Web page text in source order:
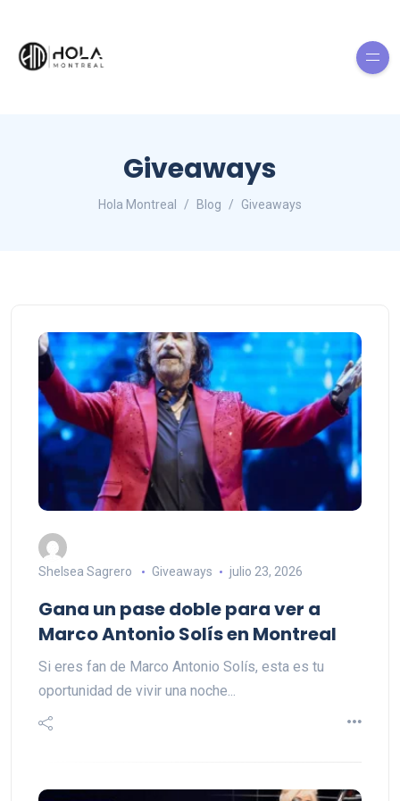
Giveaways
Hola Montreal Blog Giveaways
Shelsea Sagrero Giveaways julio 23, 2026
Gana un pase doble para ver a
Marco Antonio Solís en Montreal
Si eres fan de Marco Antonio Solís, esta es tu
oportunidad de vivir una noche...